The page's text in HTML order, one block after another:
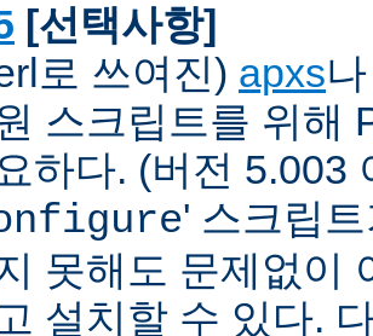
[선택사항]
로 쓰여진) apxs
스크립트를 위해
하다. (버전 5.003
' 스크립
못해도 문제없이
설치할 수 있다.